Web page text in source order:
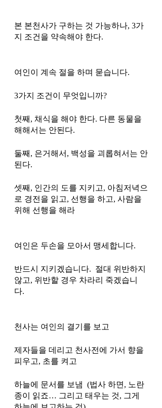
본 본천사가 구하는 것 가능하나, 3가
지 조건을 약속해야 한다.
여인이 계속 절을 하며 묻습니다.
3가지 조건이 무엇입니까?
첫째, 채식을 해야 한다. 다른 동물을
해해서는 안된다.
둘째, 은거해서, 백성을 괴롭혀서는 안
된다.
셋째, 인간의 도를 지키고, 아침저녁으
로 경전을 읽고, 선행을 하고, 사람을
위해 선행을 해라
여인은 두손을 모아서 맹세합니다.
반드시 지키겠습니다.  절대 위반하지
않고, 위반할 경우 차라리 죽겠습니
다.
천사는 여인의 결기를 보고
제자들을 데리고 천사전에 가서 향을
피우고, 초를 켜고
하늘에 문서를 보냄  (법사 하면, 노란
종이 읽죠… 그리고 태우는 것, 그게